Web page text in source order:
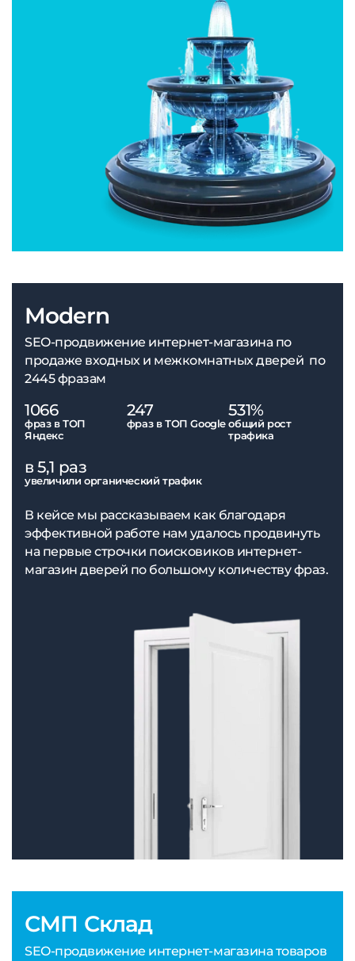
СМП Склад
SEO-продвижение интернет-магазина товаров
Modern
SEO-продвижение интернет-магазина по
продаже входных и межкомнатных дверей по
2445 фразам
1066
фраз в ТОП
Яндекс
247
фраз в ТОП Google
531%
общий рост
трафика
в 5,1 раз
увеличили органический трафик
В кейсе мы рассказываем как благодаря
эффективной работе нам удалось продвинуть
на первые строчки поисковиков интернет-
магазин дверей по большому количеству фраз.